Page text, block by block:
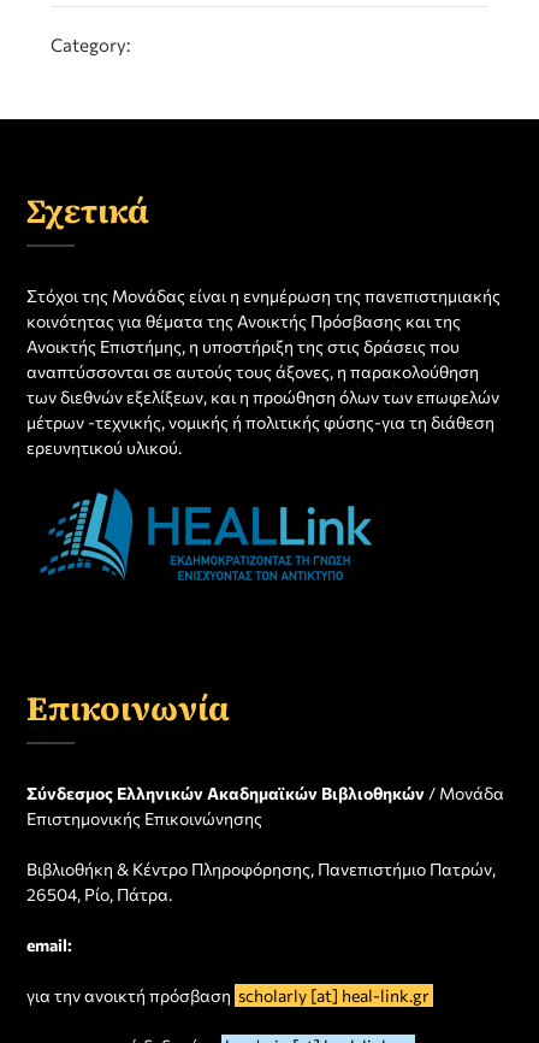
Category:
Σχετικά
Στόχοι της Μονάδας είναι η ενημέρωση της πανεπιστημιακής
κοινότητας για θέματα της Ανοικτής Πρόσβασης και της
Ανοικτής Επιστήμης, η υποστήριξη της στις δράσεις που
αναπτύσσονται σε αυτούς τους άξονες, η παρακολούθηση
των διεθνών εξελίξεων, και η προώθηση όλων των επωφελών
μέτρων -τεχνικής, νομικής ή πολιτικής φύσης-για τη διάθεση
ερευνητικού υλικού.
Επικοινωνία
Σύνδεσμος Ελληνικών Ακαδημαϊκών Βιβλιοθηκών / Μονάδα
Επιστημονικής Επικοινώνησης
Βιβλιοθήκη & Κέντρο Πληροφόρησης, Πανεπιστήμιο Πατρών,
26504, Ρίο, Πάτρα.
email:
για την ανοικτή πρόσβαση scholarly [at] heal-link.gr